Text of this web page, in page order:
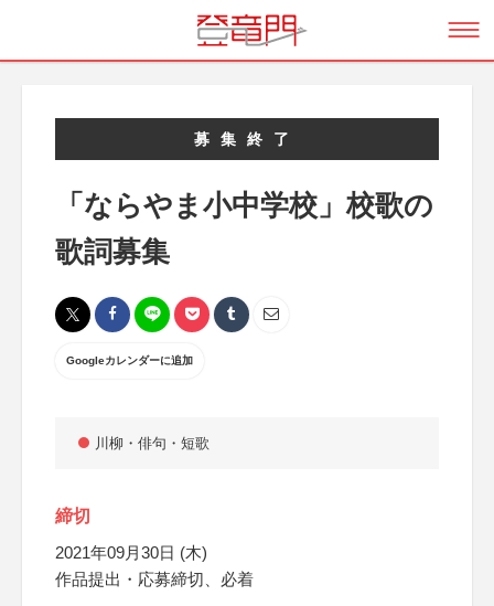
募集終了
「ならやま小中学校」校歌の
歌詞募集
Googleカレンダーに追加
川柳・俳句・短歌
締切
2021年09月30日 (木)
作品提出・応募締切、必着